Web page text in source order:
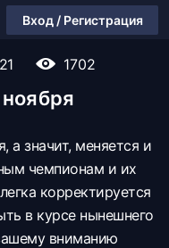
Вход / Регистрация
1702
а значит, меняется и
чемпионам и их
корректируется
в курсе нынешнего
вниманию